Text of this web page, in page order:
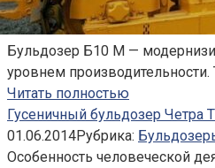
Бульдозер Б10 М —
уровнем
Читать полностью
Гусеничный бульдозер Четра
01.06.2014Рубрика:
Особенность человеческой